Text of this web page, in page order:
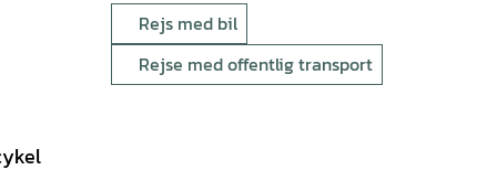
Rejs med bil
Rejse med offentlig transport